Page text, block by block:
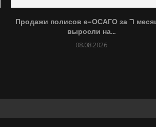
Продажи полисов е-ОСАГО за 7
выросли на...
08.08.2026